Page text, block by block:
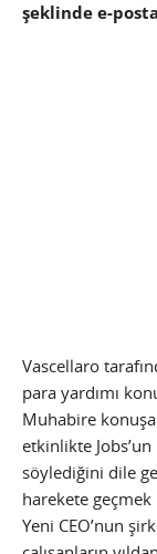
şeklinde e-
Vascellaro
para yardımı
Muhabire
etkinlikte
söylediğini dile
harekete geçmek
Yeni CEO’nun